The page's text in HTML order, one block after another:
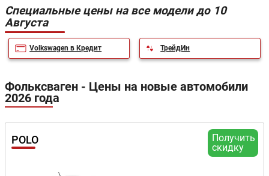
Специальные цены на все модели до 10
Августа
Volkswagen в Кредит ТрейдИн
Фольксваген - Цены на новые автомобили
2026 года
Получить
скидку
POLO